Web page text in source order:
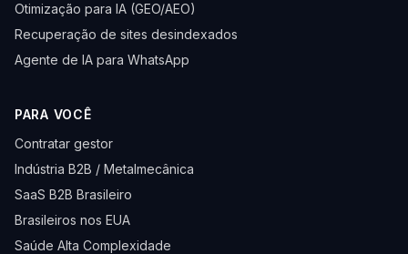
Otimização para IA (GEO/AEO)
Recuperação de sites desindexados
Agente de IA para WhatsApp
PARA VOCÊ
Contratar gestor
Indústria B2B / Metalmecânica
SaaS B2B Brasileiro
Brasileiros nos EUA
Saúde Alta Complexidade